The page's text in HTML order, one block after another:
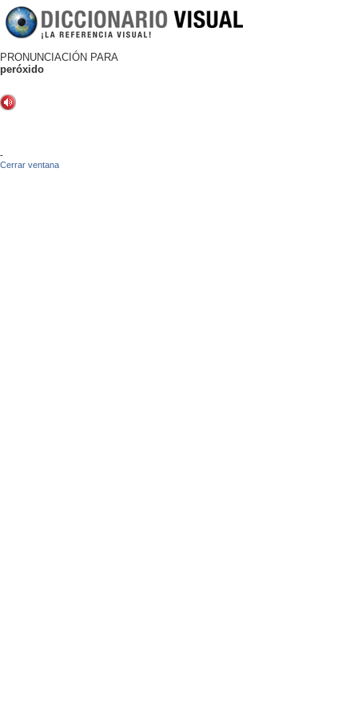
PRONUNCIACIÓN PARA
peróxido
-
Cerrar ventana